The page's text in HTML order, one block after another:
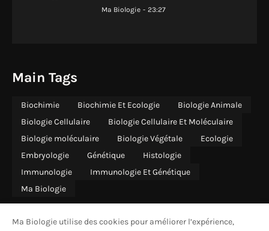
Ma Biologie - 23:27
Main Tags
Biochimie Biochimie Et Ecologie
Biologie Animale
Biologie Cellulaire
Biologie Cellulaire Et Moléculaire
Biologie moléculaire
Biologie Végétale
Ecologie
Embryologie
Génétique
Histologie
Immunologie
Immunologie Et Génétique
Ma Biologie
Ma Biologie utilise des cookies pour améliorer l’expérience,